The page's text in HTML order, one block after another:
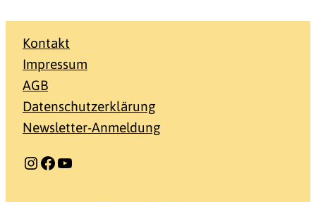
Kontakt
Impressum
AGB
Datenschutzerklärung
Newsletter-Anmeldung
Instagram Facebook YouTube